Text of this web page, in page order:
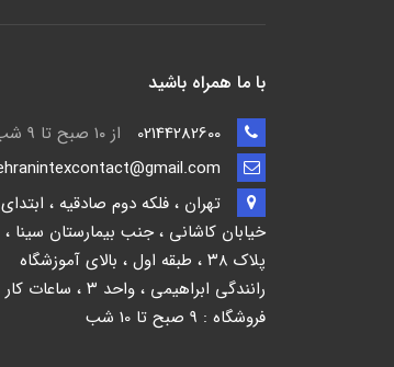
با ما همراه باشید
از ۱۰ صبح تا 9 شب
تهران ، فلکه دوم صادقیه ، ابتدای
خیابان کاشانی ، جنب بیمارستان سینا ،
پلاک ۳۸ ، طبقه اول ، بالای آموزشگاه
رانندگی ابراهیمی ، واحد ۳ ، ساعات کار
فروشگاه : 9 صبح تا 10 شب